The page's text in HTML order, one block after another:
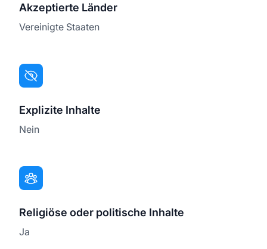
Akzeptierte Länder
Vereinigte Staaten
Explizite Inhalte
Nein
Religiöse oder politische Inhalte
Ja